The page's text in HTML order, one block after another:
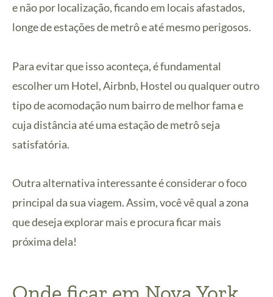
e não por localização, ficando em locais afastados,
longe de estações de metrô e até mesmo perigosos.
Para evitar que isso aconteça, é fundamental
escolher um Hotel, Airbnb, Hostel ou qualquer outro
tipo de acomodação num bairro de melhor fama e
cuja distância até uma estação de metrô seja
satisfatória.
Outra alternativa interessante é considerar o foco
principal da sua viagem. Assim, você vê qual a zona
que deseja explorar mais e procura ficar mais
próxima dela!